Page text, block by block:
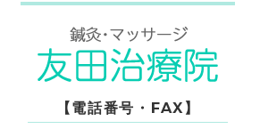
【電話番号・FAX】